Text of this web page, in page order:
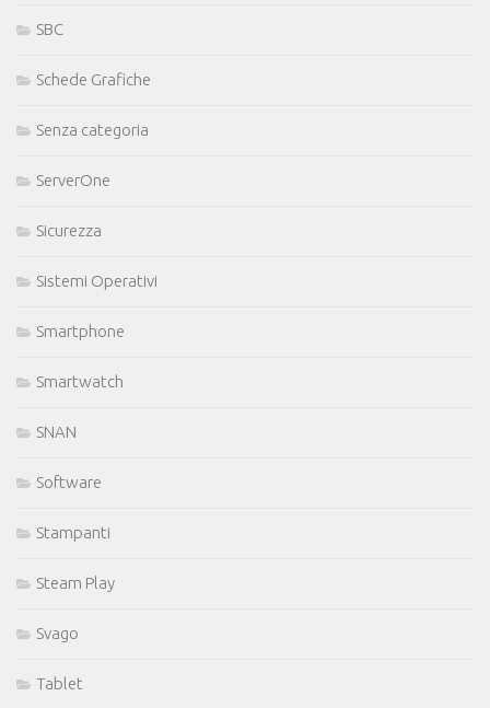
SBC
Schede Grafiche
Senza categoria
ServerOne
Sicurezza
Sistemi Operativi
Smartphone
Smartwatch
SNAN
Software
Stampanti
Steam Play
Svago
Tablet